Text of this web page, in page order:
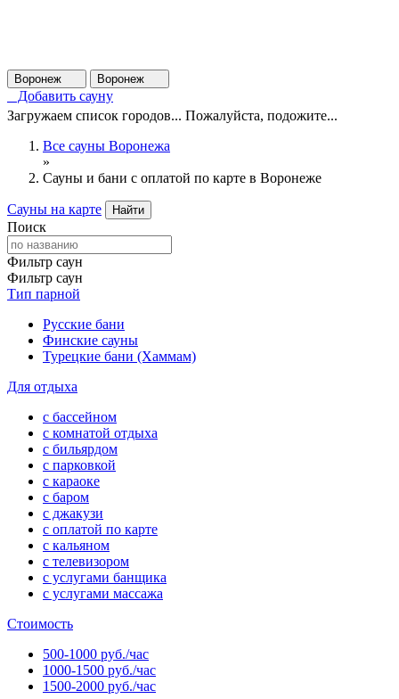
Воронеж Воронеж
Добавить сауну
Загружаем список городов... Пожалуйста, подожите...
Все сауны Воронежа
»
Сауны и бани с оплатой по карте в Воронеже
Сауны на карте Найти
Поиск
Фильтр саун
Фильтр саун
Тип парной
Русские бани
Финские сауны
Турецкие бани (Хаммам)
Для отдыха
с бассейном
с комнатой отдыха
с бильярдом
с парковкой
с караоке
с баром
с джакузи
с оплатой по карте
с кальяном
с телевизором
с услугами банщика
с услугами массажа
Стоимость
500-1000 руб./час
1000-1500 руб./час
1500-2000 руб./час